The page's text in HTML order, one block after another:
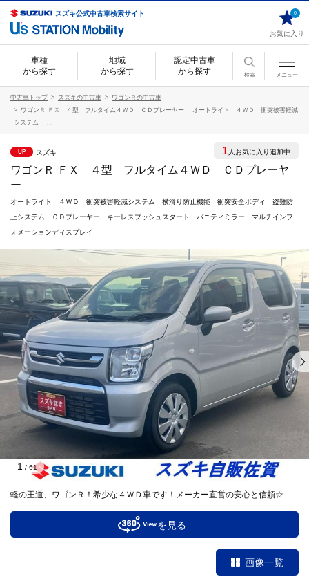
スズキ公式中古車検索サイト
お気に入り
0
車種
から探す
地域
から探す
認定中古車
から探す
検索 メニュー
中古車トップ スズキの中古車
ワゴンＲの中古車
ワゴンＲ ＦＸ ４型 フルタイム４ＷＤ ＣＤプレーヤー オートライト ４ＷＤ 衝突被害軽減
システム ...
UP スズキ
ワゴンＲ ＦＸ ４型 フルタイム４ＷＤ ＣＤプレーヤ
ー
オートライト ４ＷＤ 衝突被害軽減システム 横滑り防止機能 衝突安全ボディ 盗難防
止システム ＣＤプレーヤー キーレスプッシュスタート バニティミラー マルチインフ
ォメーションディスプレイ
軽の王道、ワゴンＲ！希少な４ＷＤ車です！メーカー直営の安心と信頼☆
1 / 61
を見る
画像一覧
1 人お気に入り追加中